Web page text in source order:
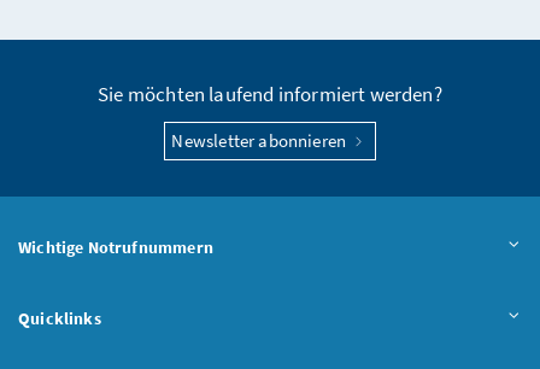
Sie möchten laufend informiert werden?
Newsletter abonnieren
Wichtige Notrufnummern
Quicklinks